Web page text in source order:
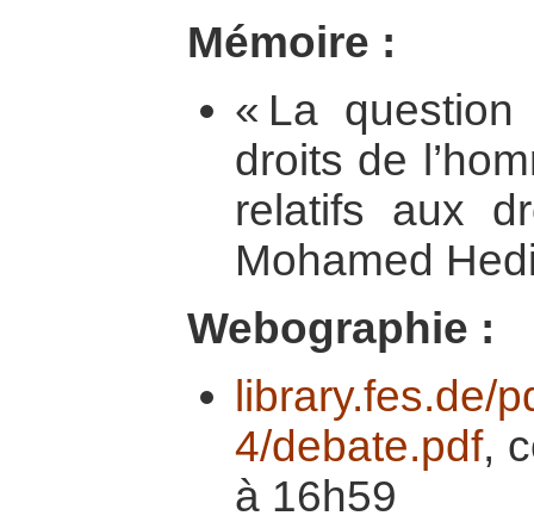
Mémoire :
« La question
droits de
relatifs aux
Mohamed
Webographie :
library.fes.de/
4/debate.pdf,
à 16h59